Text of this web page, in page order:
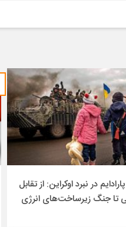
در نبرد اوکراین: از تقابل
تا جنگ زیرساخت‌های انرژی